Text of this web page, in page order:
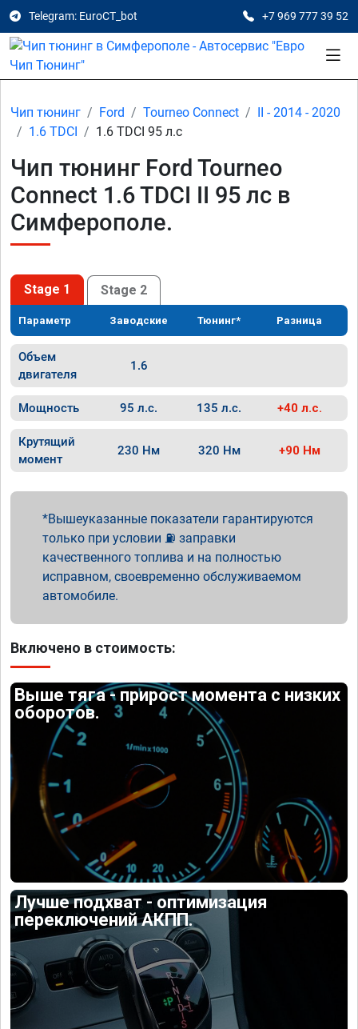
Telegram: EuroCT_bot +7 969 777 39 52
Чип тюнинг Ford Tourneo Connect
II - 2014 - 2020
1.6 TDCI
1.6 TDCI 95 л.с
Чип тюнинг Ford Tourneo
Connect 1.6 TDCI II 95 лс в
Симферополе.
Stage 1 Stage 2
Параметр Заводские Тюнинг* Разница
Объем
двигателя
1.6
Мощность 95 л.с. 135 л.с. +40 л.с.
Крутящий
момент
230 Нм 320 Нм +90 Нм
Вышеуказанные показатели гарантируются
только при условии ⛽ заправки
качественного топлива и на полностью
исправном, своевременно обслуживаемом
автомобиле.
Включено в стоимость:
Выше тяга - прирост момента с низких
оборотов.
Лучше подхват - оптимизация
переключений АКПП.